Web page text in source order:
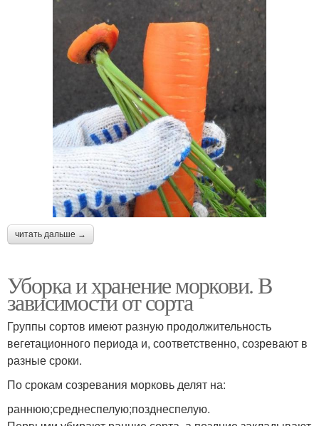
читать дальше →
Уборка и хранение моркови. В
зависимости от сорта
Группы сортов имеют разную продолжительность
вегетационного периода и, соответственно, созревают в
разные сроки.
По срокам созревания морковь делят на:
раннюю;среднеспелую;позднеспелую.